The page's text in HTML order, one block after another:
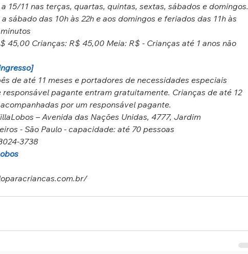
15/11 nas terças, quartas, quintas, sextas, sábados e domingos.
sábado das 10h às 22h e aos domingos e feriados das 11h às
45,00 Crianças: R$ 45,00 Meia: R$ - Crianças até 1 anos não
de até 11 meses e portadores de necessidades especiais
responsável pagante entram gratuitamente. Crianças de até 12
por um responsável pagante.
– Avenida das Nações Unidas, 4777, Jardim
- São Paulo - capacidade: até 70 pessoas
3738